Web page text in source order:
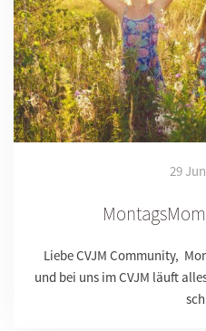
29
Liebe CVJM Community,
und bei uns im CVJM läuft